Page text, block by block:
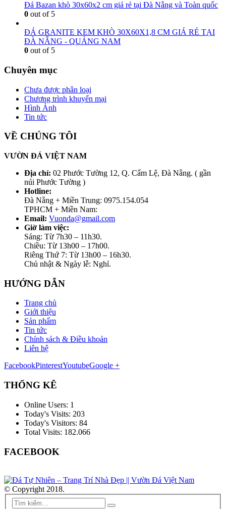
Đá Bazan khò 30x60x2 cm giá rẻ tại Đà Nẵng và Toàn quốc
0 out of 5
ĐÁ GRANITE KEM KHÒ 30X60X1,8 CM GIÁ RẺ TẠI
ĐÀ NẴNG - QUẢNG NAM
0 out of 5
Chuyên mục
Chưa được phân loại
Chương trình khuyến mại
Hình Ảnh
Tin tức
VỀ CHÚNG TÔI
VƯỜN ĐÁ VIỆT NAM
Địa chỉ: 02 Phước Tường 12, Q. Cẩm Lệ, Đà Nẵng. ( gần
núi Phước Tường )
Hotline:
Đà Nẵng + Miền Trung: 0975.154.054
TPHCM + Miền Nam:
Email: Vuonda@gmail.com
Giờ làm việc:
Sáng: Từ 7h30 – 11h30.
Chiều: Từ 13h00 – 17h00.
Riêng Thứ 7: Từ 13h00 – 16h30.
Chủ nhật & Ngày lễ: Nghỉ.
HƯỚNG DẪN
Trang chủ
Giới thiệu
Sản phẩm
Tin tức
Chính sách & Điều khoản
Liên hệ
FacebookPinterestYoutubeGoogle +
THỐNG KÊ
Online Users: 1
Today's Visits: 203
Today's Visitors: 84
Total Visits: 182.066
FACEBOOK
© Copyright 2018.